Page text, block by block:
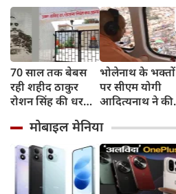
70 साल तक बेबस
रही शहीद ठाकुर
रोशन सिंह की धरती,
फिर CM योगी ने
मिटा दिया तीन
पीढ़ियों का दर्द
भोलेनाथ के भक्तों
पर सीएम योगी
आदित्यनाथ ने की
मोबाइल मेनिया